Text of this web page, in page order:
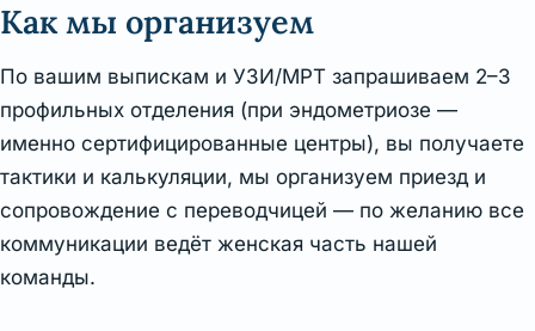
Как мы организуем
По вашим выпискам и УЗИ/МРТ запрашиваем 2–3
профильных отделения (при эндометриозе —
именно сертифицированные центры), вы получаете
тактики и калькуляции, мы организуем приезд и
сопровождение с переводчицей — по желанию все
коммуникации ведёт женская часть нашей
команды.